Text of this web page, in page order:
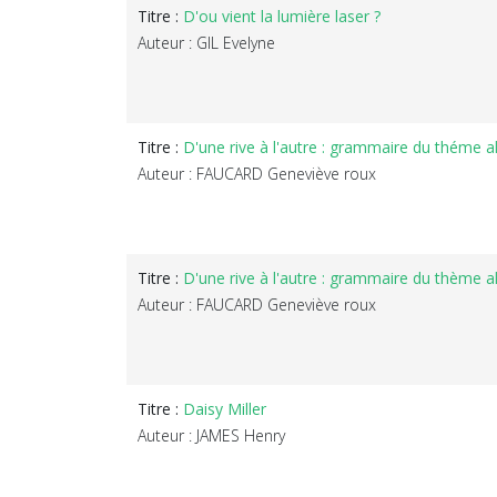
Titre : D'ou vient la lumière laser ?
Auteur : GIL Evelyne
Titre : D'une rive à l'autre : grammaire du théme
Auteur : FAUCARD Geneviève roux
Titre : D'une rive à l'autre : grammaire du thème
Auteur : FAUCARD Geneviève roux
Titre : Daisy Miller
Auteur : JAMES Henry